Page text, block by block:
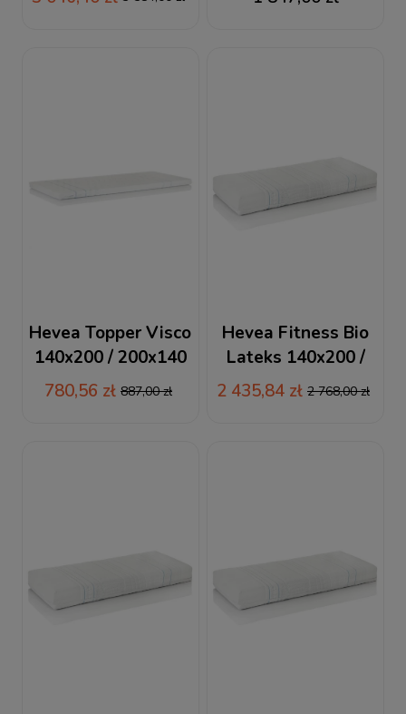
materac lateksowy +
Hevea Topper Visco
140x200 / 200x140
materac
nawierzchniowy
780,56 zł 887,00 zł
Hevea Fitness Bio
Lateks 140x200 /
200x140 materac
piankowo-lateksowy
2 435,84 zł 2 768,00 zł